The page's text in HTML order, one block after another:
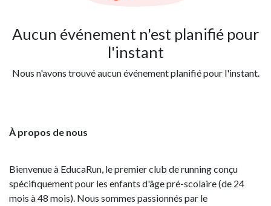
Aucun événement n'est planifié pour
l'instant
Nous n'avons trouvé aucun événement planifié pour l'instant.
À propos de nous
Bienvenue à EducaRun, le premier club de running conçu
spécifiquement pour les enfants d'âge pré-scolaire (de 24
mois à 48 mois). Nous sommes passionnés par le